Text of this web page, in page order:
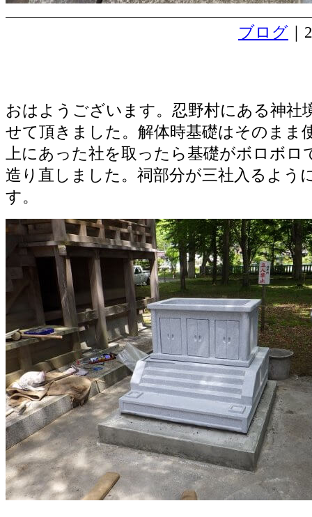
ブログ
おはようございます。忍野村にある神社
せて頂きました。解体時基礎はそのまま
上にあった社を取ったら基礎がボロボ
造り直しました。祠部分が三社入るよう
す。